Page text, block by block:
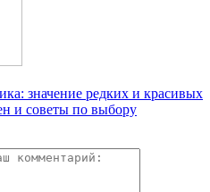
значение редких и красивых
и советы по выбору